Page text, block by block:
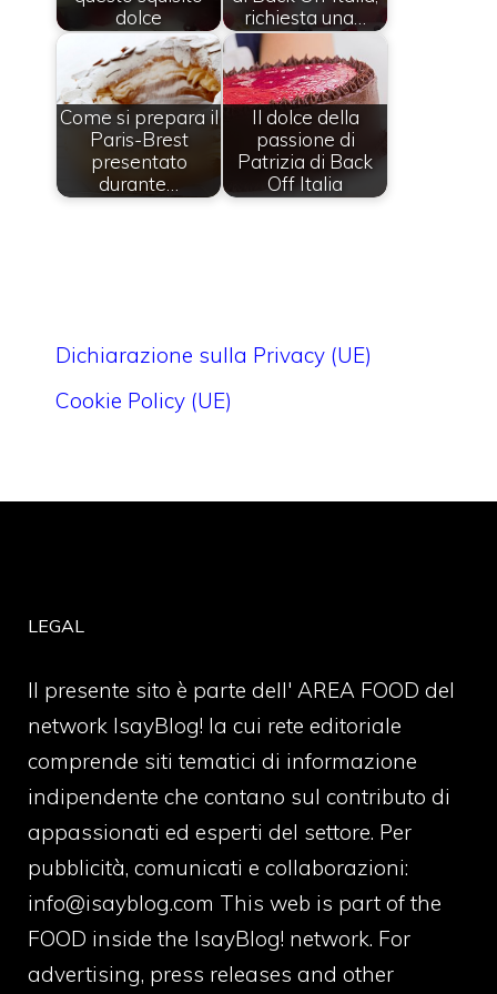
dolce
richiesta una…
Come si prepara il
Paris-Brest
presentato
durante…
Il dolce della
passione di
Patrizia di Back
Off Italia
Dichiarazione sulla Privacy (UE)
Cookie Policy (UE)
LEGAL
Il presente sito è parte dell' AREA FOOD del
network IsayBlog! la cui rete editoriale
comprende siti tematici di informazione
indipendente che contano sul contributo di
appassionati ed esperti del settore. Per
pubblicità, comunicati e collaborazioni:
info@isayblog.com This web is part of the
FOOD inside the IsayBlog! network. For
advertising, press releases and other